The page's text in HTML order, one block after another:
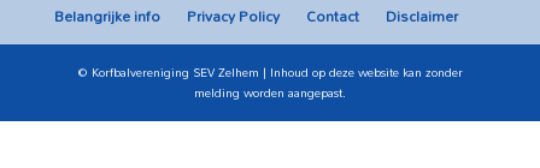
Belangrijke info Privacy Policy Contact Disclaimer
© Korfbalvereniging SEV Zelhem | Inhoud op deze website kan zonder
melding worden aangepast.